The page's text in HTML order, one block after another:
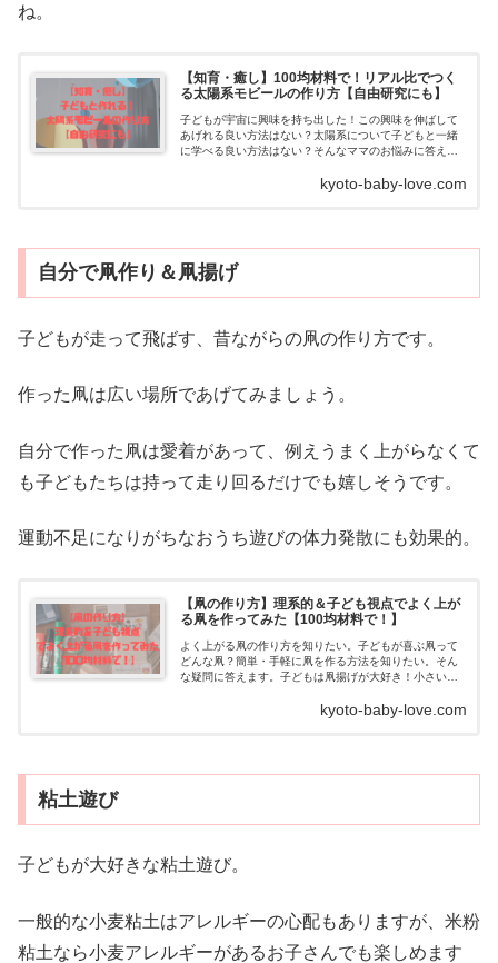
ね。
【知育・癒し】100均材料で！リアル比でつく
る太陽系モビールの作り方【自由研究にも】
子どもが宇宙に興味を持ち出した！この興味を伸ばして
あげれる良い方法はない？太陽系について子どもと一緒
に学べる良い方法はない？そんなママのお悩みに答えま
kyoto-baby-love.com
自分で凧作り＆凧揚げ
子どもが走って飛ばす、昔ながらの凧の作り方です。
作った凧は広い場所であげてみましょう。
自分で作った凧は愛着があって、例えうまく上がらなくて
も子どもたちは持って走り回るだけでも嬉しそうです。
運動不足になりがちなおうち遊びの体力発散にも効果的。
【凧の作り方】理系的＆子ども視点でよく上が
る凧を作ってみた【100均材料で！】
よく上がる凧の作り方を知りたい。子どもが喜ぶ凧って
どんな凧？簡単・手軽に凧を作る方法を知りたい。そん
な疑問に答えます。子どもは凧揚げが大好き！小さい子
kyoto-baby-love.com
粘土遊び
子どもが大好きな粘土遊び。
一般的な小麦粘土はアレルギーの心配もありますが、米粉
粘土なら小麦アレルギーがあるお子さんでも楽しめます